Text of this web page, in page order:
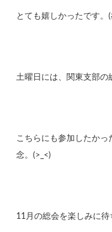
とても嬉しかったです。
土曜日には、関東支部の
こちらにも参加したか
念。(>_<)
11月の総会を楽しみに待